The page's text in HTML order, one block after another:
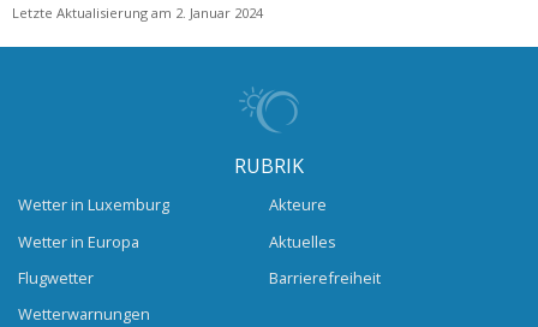
Letzte Aktualisierung am 2. Januar 2024
RUBRIK
Wetter in Luxemburg
Wetter in Europa
Flugwetter
Wetterwarnungen
Akteure
Aktuelles
Barrierefreiheit